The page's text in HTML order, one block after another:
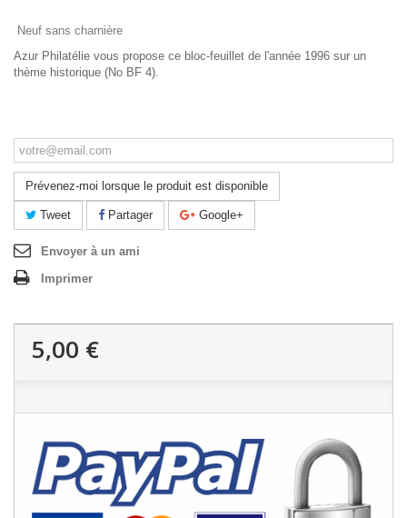
Neuf sans charnière
Azur Philatélie vous propose ce bloc-feuillet de l'année 1996 sur un
thème historique (No BF 4).
Prévenez-moi lorsque le produit est disponible
Tweet Partager Google+
Envoyer à un ami
Imprimer
5,00 €